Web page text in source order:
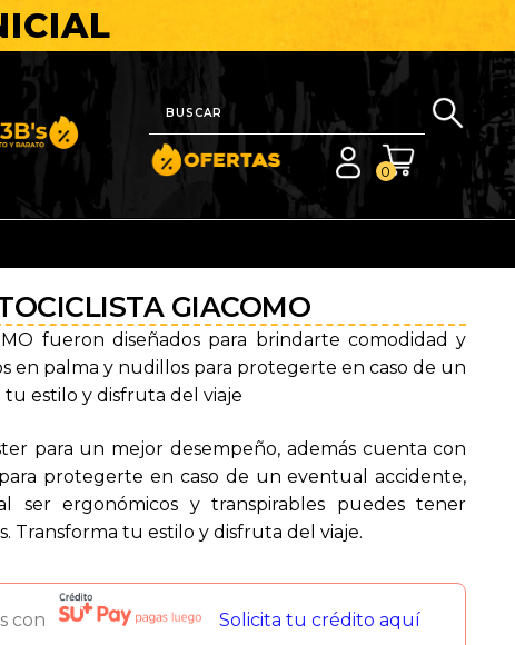
y Barato
0
GIACOMO
fueron diseñados para brindarte comodidad y
en palma y nudillos para protegerte en caso de un
estilo y disfruta del viaje
para un mejor desempeño, además cuenta con
protegerte en caso de un eventual accidente,
ser ergonómicos y transpirables puedes tener
Transforma tu estilo y disfruta del viaje.
con Solicita tu crédito aquí